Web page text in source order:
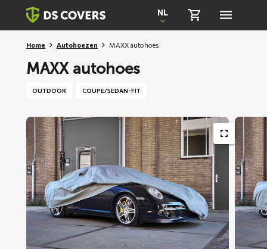
Skiplinks
NL
Home Autohoezen MAXX autohoes
MAXX autohoes
OUTDOOR COUPE/SEDAN-FIT